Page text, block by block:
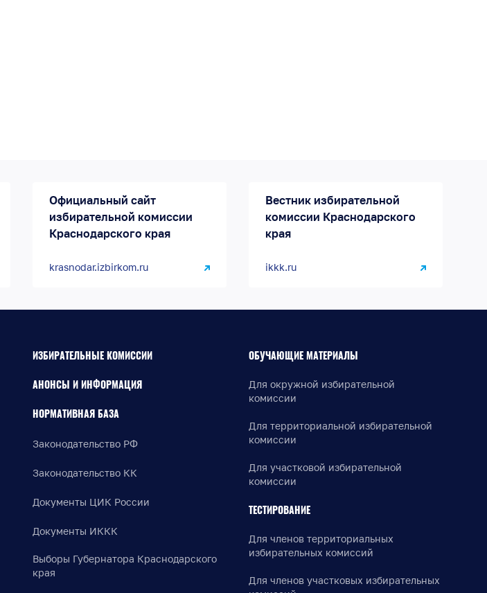
Официальный сайт
избирательной комиссии
Краснодарского края
krasnodar.izbirkom.ru
Вестник избирательной
комиссии Краснодарского
края
ikkk.ru
ИЗБИРАТЕЛЬНЫЕ КОМИССИИ
АНОНСЫ И ИНФОРМАЦИЯ
НОРМАТИВНАЯ БАЗА
Законодательство РФ
Законодательство КК
Документы ЦИК России
Документы ИККК
Выборы Губернатора Краснодарского
края
ОБУЧАЮЩИЕ МАТЕРИАЛЫ
Для окружной избирательной
комиссии
Для территориальной избирательной
комиссии
Для участковой избирательной
комиссии
ТЕСТИРОВАНИЕ
Для членов территориальных
избирательных комиссий
Для членов участковых избирательных